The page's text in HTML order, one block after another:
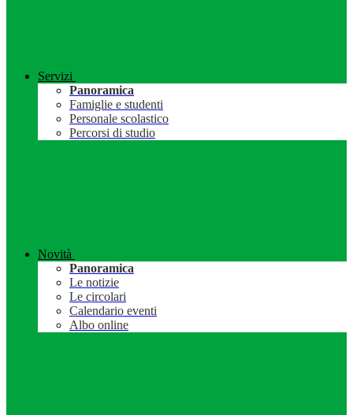
Servizi
Panoramica
Famiglie e studenti
Personale scolastico
Percorsi di studio
Novità
Panoramica
Le notizie
Le circolari
Calendario eventi
Albo online